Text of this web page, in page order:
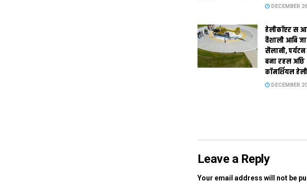
DECEMBER
हेलीकॉप्टर स
वैशाली आबि
सैलानी,
बना रहल अछि
कॉमर्शियल
DECEMBER
Leave a Reply
Your email address will not be